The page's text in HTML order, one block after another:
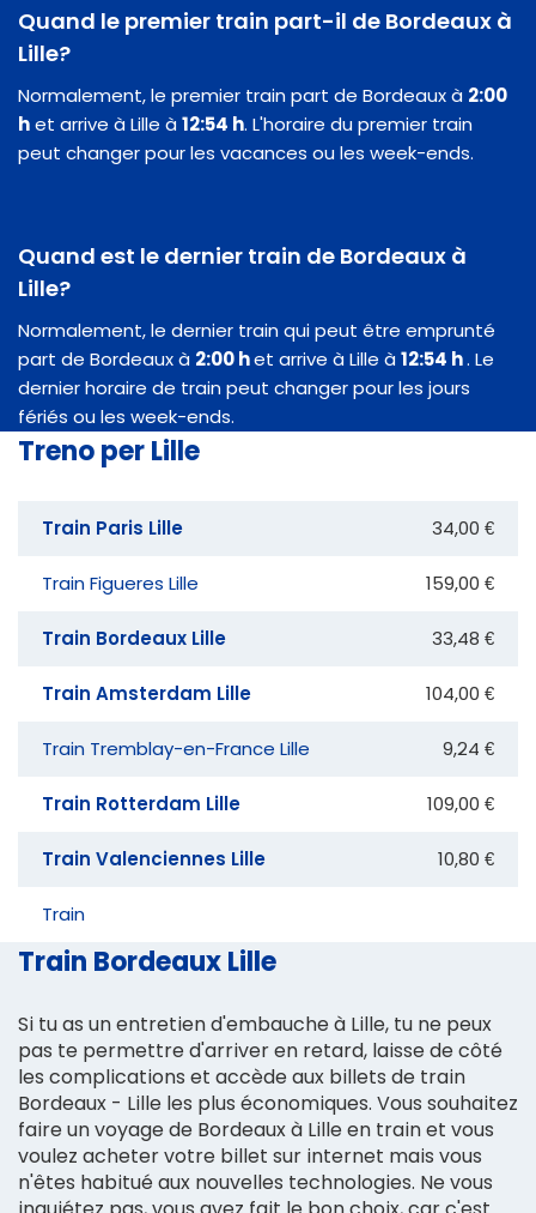
Quand le premier train part-il de Bordeaux à
Lille?
Normalement, le premier train part de Bordeaux à 2:00
het arrive à Lille à12:54 h. L'horaire du premier train
peut changer pour les vacances ou les week-ends.
Quand est le dernier train de Bordeaux à
Lille?
Normalement, le dernier train qui peut être emprunté
part de Bordeaux à 2:00 het arrive à Lille à12:54 h. Le
dernier horaire de train peut changer pour les jours
fériés ou les week-ends.
Treno per Lille
Train Paris Lille 34,00 €
Train Figueres Lille 159,00 €
Train Bordeaux Lille 33,48 €
Train Amsterdam Lille 104,00 €
Train Tremblay-en-France Lille 9,24 €
Train Rotterdam Lille 109,00 €
Train Valenciennes Lille 10,80 €
Train
Train Bordeaux Lille
Si tu as un entretien d'embauche à Lille, tu ne peux
pas te permettre d'arriver en retard, laisse de côté
les complications et accède aux billets de train
Bordeaux - Lille les plus économiques. Vous souhaitez
faire un voyage de Bordeaux à Lille en train et vous
voulez acheter votre billet sur internet mais vous
n'êtes habitué aux nouvelles technologies. Ne vous